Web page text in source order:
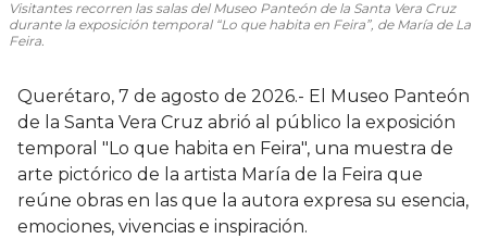
Visitantes recorren las salas del Museo Panteón de la Santa Vera Cruz
durante la exposición temporal “Lo que habita en Feira”, de María de La
Feira.
Querétaro, 7 de agosto de 2026.- El Museo Panteón
de la Santa Vera Cruz abrió al público la exposición
temporal "Lo que habita en Feira", una muestra de
arte pictórico de la artista María de la Feira que
reúne obras en las que la autora expresa su esencia,
emociones, vivencias e inspiración.